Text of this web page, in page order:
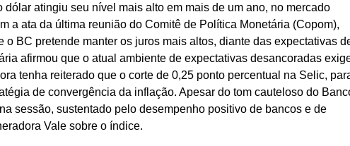
atingiu seu nível mais alto em mais de um ano, no mercado
a ata da última reunião do Comitê de Política Monetária (Copom),
BC pretende manter os juros mais altos, diante das expectativas
afirmou que o atual ambiente de expectativas desancoradas
tenha reiterado que o corte de 0,25 ponto percentual na Selic,
de convergência da inflação. Apesar do tom cauteloso do
sessão, sustentado pelo desempenho positivo de bancos e de
Vale sobre o índice.